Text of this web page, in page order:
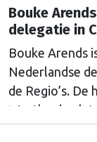
Bouke
delegatie in
Bouke Arends
Nederlandse
de Regio’s.
Westland volgt